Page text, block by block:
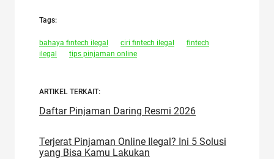
Tags:
bahaya fintech ilegal ciri fintech ilegal
fintech
ilegal
tips pinjaman online
ARTIKEL TERKAIT:
Daftar Pinjaman Daring Resmi 2026
Terjerat Pinjaman Online Ilegal? Ini 5 Solusi
yang Bisa Kamu Lakukan